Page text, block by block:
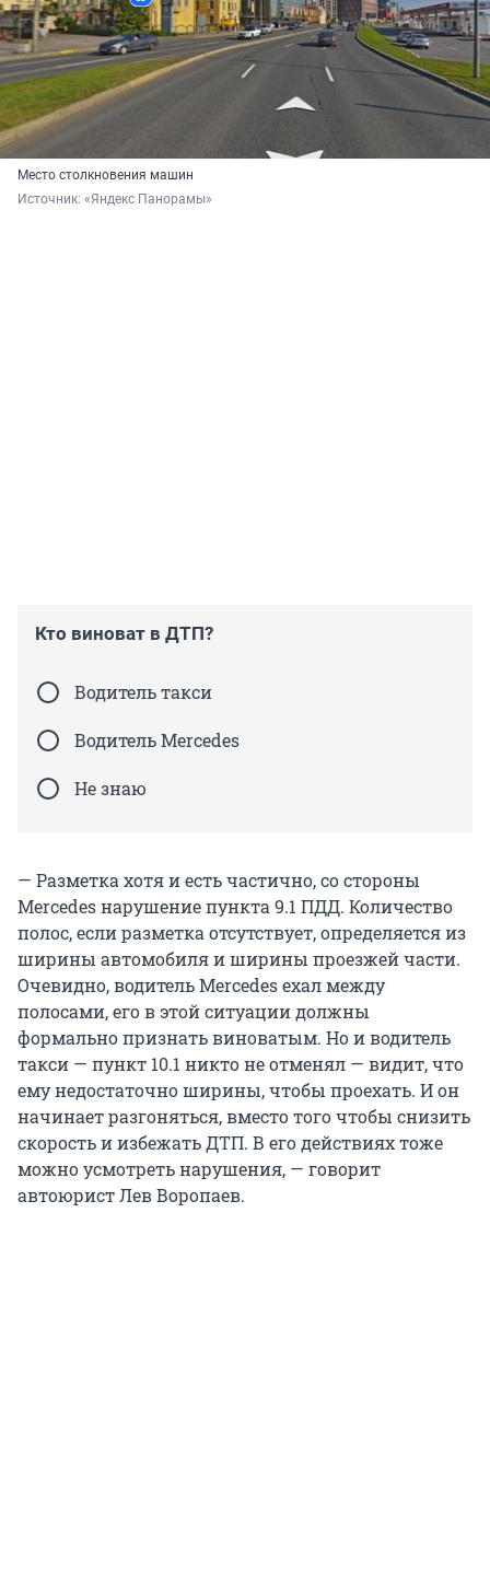
Место столкновения машин
Источник: «Яндекс Панорамы»
Кто виноват в ДТП?
Водитель такси
Водитель Mercedes
Не знаю
— Разметка хотя и есть частично, со стороны
Mercedes нарушение пункта 9.1 ПДД. Количество
полос, если разметка отсутствует, определяется из
ширины автомобиля и ширины проезжей части.
Очевидно, водитель Mercedes ехал между
полосами, его в этой ситуации должны
формально признать виноватым. Но и водитель
такси — пункт 10.1 никто не отменял — видит, что
ему недостаточно ширины, чтобы проехать. И он
начинает разгоняться, вместо того чтобы снизить
скорость и избежать ДТП. В его действиях тоже
можно усмотреть нарушения, — говорит
автоюрист Лев Воропаев.